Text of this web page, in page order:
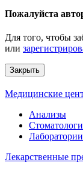
Пожалуйста
Для того, чтобы
или
Закрыть
Медицинские
Анализы
Лаборатории
Лекарственные